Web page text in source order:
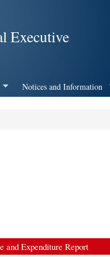
Executive
Notices and Information
and Expenditure Report